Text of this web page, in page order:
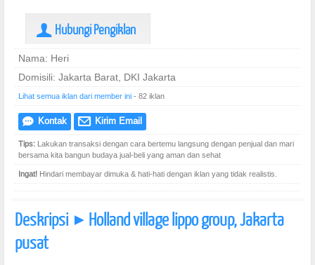
U Hubungi Pengiklan
Nama: Heri
Domisili: Jakarta Barat, DKI Jakarta
Lihat semua iklan dari member ini - 82 iklan
e Kontak @ Kirim Email
Tips: Lakukan transaksi dengan cara bertemu langsung dengan penjual dan mari
bersama kita bangun budaya jual-beli yang aman dan sehat
Ingat! Hindari membayar dimuka & hati-hati dengan iklan yang tidak realistis.
Deskripsi ] Holland village lippo group, Jakarta
pusat